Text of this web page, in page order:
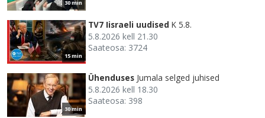
30 min
15 min
TV7 Iisraeli uudised K 5.8.
5.8.2026 kell 21.30
Saateosa: 3724
30 min
Ühenduses Jumala selged juhised
5.8.2026 kell 18.30
Saateosa: 398